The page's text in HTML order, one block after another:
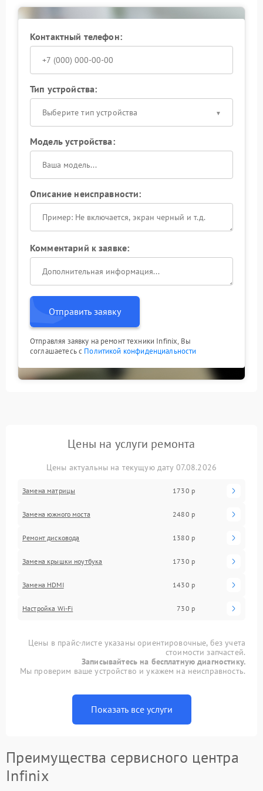
После завершения ремонта ноут Infinix проходит
итоговое тестирование. Клиент получает
рекомендации по безопасной эксплуатации
разъема и выбору кабелей. Такой подход позволяет
стабильную передачу сигнала через HDMI.
Контактный телефон:
Тип устройства:
Выберите тип устройства
Модель устройства:
Описание неисправности:
Комментарий к заявке:
Отправить заявку
Отправляя заявку на ремонт техники Infinix, Вы
соглашаетесь с Политикой конфиденциальности
Цены на услуги ремонта
Цены актуальны на текущую дату 07.08.2026
Замена матрицы 1730 р
Замена южного моста 2480 р
Ремонт дисковода 1380 р
Замена крышки ноутбука 1730 р
Замена HDMI 1430 р
Настройка Wi-Fi 730 р
Цены в прайс-листе указаны ориентировочные, без учета
стоимости запчастей.
Записывайтесь на бесплатную диагностику.
Мы проверим ваше устройство и укажем на неисправность.
Показать все услуги
Преимущества сервисного центра
Infinix